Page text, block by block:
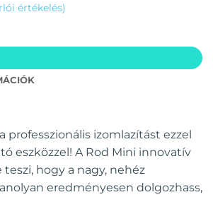
értékelés)
professzionális izomlazítást ezzel
eszközzel! A Rod Mini innovatív
hogy a nagy, nehéz
eredményesen dolgozhass,